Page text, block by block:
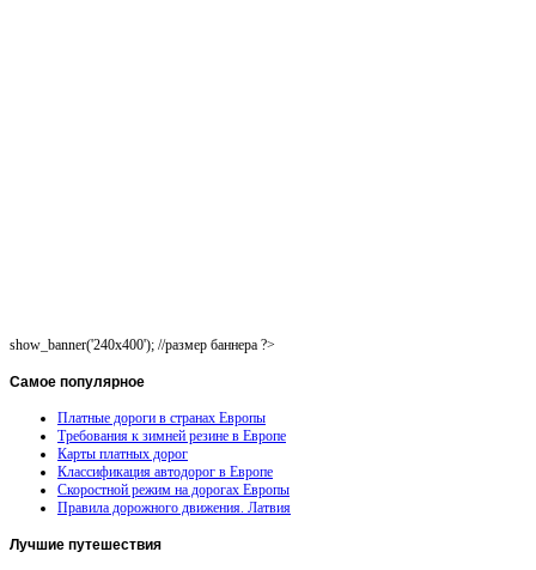
show_banner('240x400'); //размер баннера ?>
Самое популярное
Платные дороги в странах Европы
Требования к зимней резине в Европе
Карты платных дорог
Классификация автодорог в Европе
Скоростной режим на дорогах Европы
Правила дорожного движения. Латвия
Лучшие путешествия